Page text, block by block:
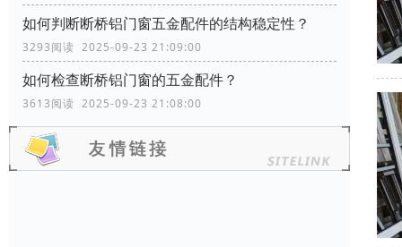
如何判断断桥铝门窗五金配件的结构稳定性？
3293阅读 2025-09-23 21:09:00
如何检查断桥铝门窗的五金配件？
3613阅读 2025-09-23 21:08:00